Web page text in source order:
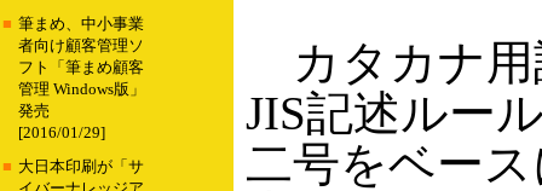
■ 筆まめ、中小事業
者向け顧客管理ソ
フト「筆まめ顧客
管理 Windows版」
発売
[2016/01/29]
■ 大日本印刷が「サ
カタカナ用
JIS記述ルー
二号をベー